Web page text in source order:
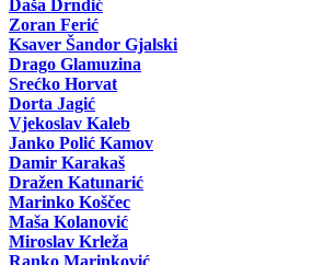
Daša Drndić
Zoran Ferić
Ksaver Šandor Gjalski
Drago Glamuzina
Srećko Horvat
Dorta Jagić
Vjekoslav Kaleb
Janko Polić Kamov
Damir Karakaš
Dražen Katunarić
Marinko Koščec
Maša Kolanović
Miroslav Krleža
Ranko Marinković